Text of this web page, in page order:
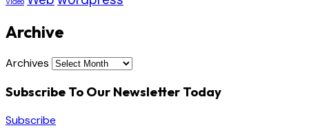
Archive
Archives
Subscribe To Our Newsletter Today
Subscribe